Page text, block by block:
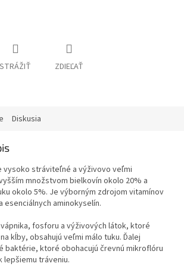
STRÁŽIŤ ZDIEĽAŤ
Diskusia
vysoko stráviteľné a výživovo veľmi
množstvom bielkovín okolo 20% a
okolo 5%. Je výborným zdrojom vitamínov
esenciálnych aminokyselín.
fosforu a výživových látok, ktoré
kĺby, obsahujú veľmi málo tuku. Ďalej
baktérie, ktoré obohacujú črevnú mikroflóru
lepšiemu tráveniu.